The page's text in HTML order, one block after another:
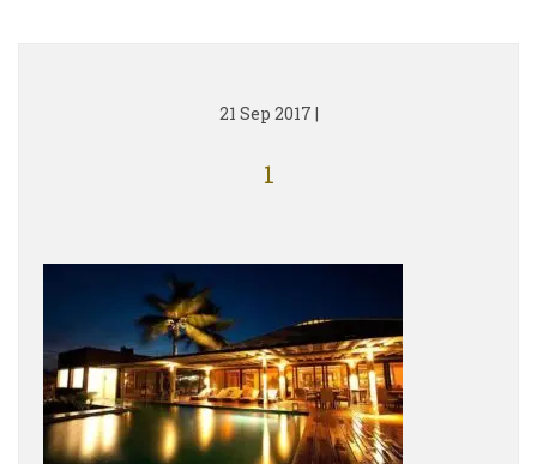
21 Sep 2017 |
1